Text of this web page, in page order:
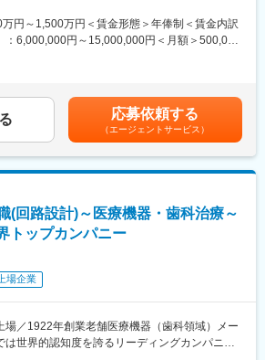
コンピュータを社会実装し、従来のコンピュー
い社会課題に挑みます。
構築します。量子物理チームが求める実験条件
様に落とし込み、ハードウェアの性能を最大限
アルタイム制御ソフト設計・実装
力：
の性能を左右するリアルタイム制御の中核を、
作など、エンジニアとして最難度の領域に挑め
ｍｏについて：
万円～1,500万円＜賃金形態＞年俸制＜賃金内訳
：6,000,000円～15,000,000円＜月額＞500,000
応募依頼する
（エージェントサービス）
(回路設計)～医療機器・歯科治療～
トップカンパニー
上場企業
場／1922年創業老舗医療機器（歯科領域）メー
は世界的認知度を誇るリーディングカンパニ